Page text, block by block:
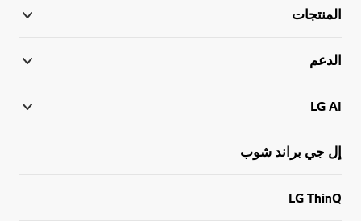
المنتجات
الدعم
LG AI
إل جي براند شوب
LG ThinQ